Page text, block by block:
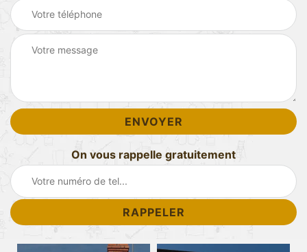
On vous rappelle gratuitement